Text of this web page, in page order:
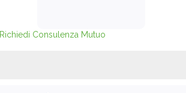
Richiedi Consulenza Mutuo